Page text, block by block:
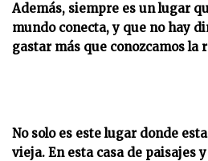
Además, siempre es un lugar
mundo conecta, y que no hay
gastar más que conozcamos la
No solo es este lugar donde
vieja. En esta casa de paisajes